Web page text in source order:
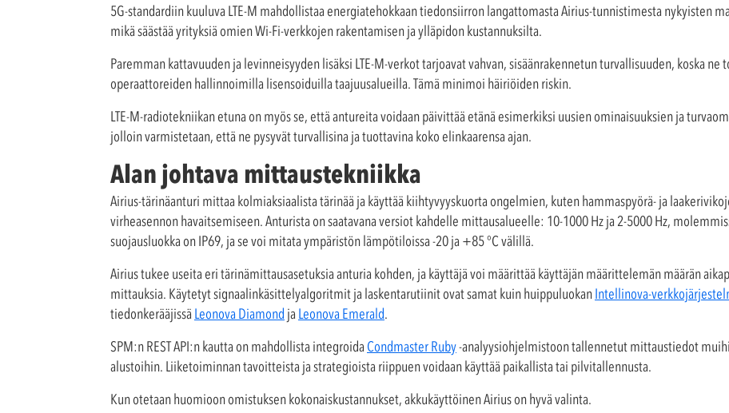
5G-standardiin kuuluva LTE-M mahdollistaa energiatehokkaan tiedonsiirron langattomasta Airius-tunnistimesta nykyisten
mikä säästää yrityksiä omien Wi-Fi-verkkojen rakentamisen ja ylläpidon kustannuksilta.
Paremman kattavuuden ja levinneisyyden lisäksi LTE-M-verkot tarjoavat vahvan, sisäänrakennetun turvallisuuden, koska
operaattoreiden hallinnoimilla lisensoiduilla taajuusalueilla. Tämä minimoi häiriöiden riskin.
LTE-M-radiotekniikan etuna on myös se, että antureita voidaan päivittää etänä esimerkiksi uusien ominaisuuksien ja
jolloin varmistetaan, että ne pysyvät turvallisina ja tuottavina koko elinkaarensa ajan.
Alan johtava mittaustekniikka
Airius-tärinäanturi mittaa kolmiaksiaalista tärinää ja käyttää kiihtyvyyskuorta ongelmien, kuten hammaspyörä- ja
virheasennon havaitsemiseen. Anturista on saatavana versiot kahdelle mittausalueelle: 10-1000 Hz ja 2-5000 Hz,
suojausluokka on IP69, ja se voi mitata ympäristön lämpötiloissa -20 ja +85 °C välillä.
Airius tukee useita eri tärinämittausasetuksia anturia kohden, ja käyttäjä voi määrittää käyttäjän määrittelemän määrän
mittauksia. Käytetyt signaalinkäsittelyalgoritmit ja laskentarutiinit ovat samat kuin huippuluokanIntellinova-
tiedonkerääjissäLeonova Diamond jaLeonova Emerald.
SPM:n REST API:n kautta on mahdollista integroidaCondmaster Ruby-analyysiohjelmistoon tallennetut mittaustiedot
alustoihin. Liiketoiminnan tavoitteista ja strategioista riippuen voidaan käyttää paikallista tai pilvitallennusta.
Kun otetaan huomioon omistuksen kokonaiskustannukset, akkukäyttöinen Airius on hyvä valinta.